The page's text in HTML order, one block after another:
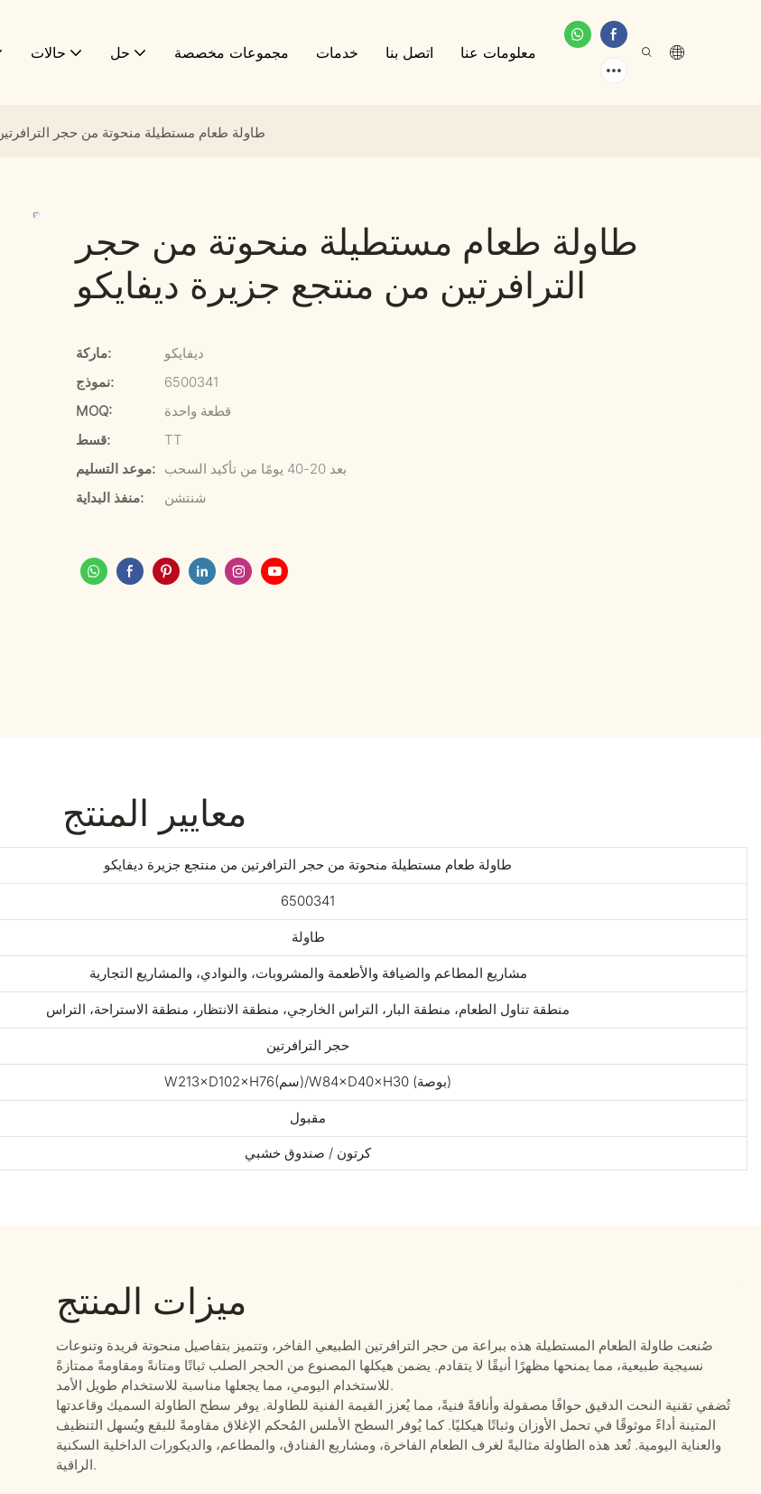
حالات حل مجموعات مخصصة خدمات اتصل بنا معلومات عنا
طاولة طعام مستطيلة منحوتة من حجر
طاولة طعام مستطيلة منحوتة من حجر
الترافرتين من منتجع جزيرة ديفايكو
ماركة:
ديفايكو
نموذج:
6500341
MOQ:
قطعة واحدة
قسط:
TT
موعد التسليم:
بعد 20-40 يومًا من تأكيد السحب
منفذ البداية:
شنتشن
معايير المنتج
طاولة طعام مستطيلة منحوتة من حجر الترافرتين من منتجع جزيرة ديفايكو
6500341
طاولة
مشاريع المطاعم والضيافة والأطعمة والمشروبات، والنوادي، والمشاريع التجارية
منطقة تناول الطعام، منطقة البار، التراس الخارجي، منطقة الانتظار، منطقة الاستراحة، التراس
حجر الترافرتين
W213×D102×H76(سم)/W84×D40×H30 (بوصة)
مقبول
كرتون / صندوق خشبي
ميزات المنتج
صُنعت طاولة الطعام المستطيلة هذه ببراعة من حجر الترافرتين الطبيعي الفاخر، وتتميز بتفاصيل منحوتة فريدة وتنوعات
نسيجية طبيعية، مما يمنحها مظهرًا أنيقًا لا يتقادم. يضمن هيكلها المصنوع من الحجر الصلب ثباتًا ومتانةً ومقاومةً ممتازةً
للاستخدام اليومي، مما يجعلها مناسبة للاستخدام طويل الأمد.
تُضفي تقنية النحت الدقيق حوافًا مصقولة وأناقةً فنيةً، مما يُعزز القيمة الفنية للطاولة. يوفر سطح الطاولة السميك وقاعدتها
المتينة أداءً موثوقًا في تحمل الأوزان وثباتًا هيكليًا. كما يُوفر السطح الأملس المُحكم الإغلاق مقاومةً للبقع ويُسهل التنظيف
والعناية اليومية. تُعد هذه الطاولة مثاليةً لغرف الطعام الفاخرة، ومشاريع الفنادق، والمطاعم، والديكورات الداخلية السكنية
الراقية.